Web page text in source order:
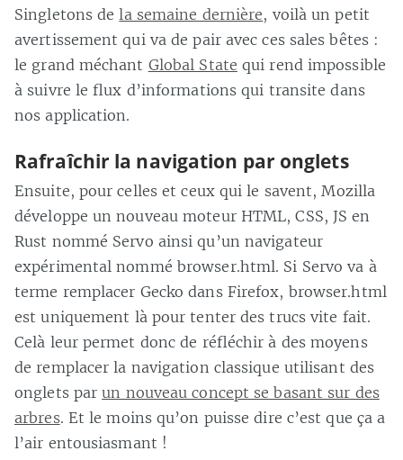
Singletons dela semaine dernière, voilà un petit
avertissement qui va de pair avec ces sales bêtes :
le grand méchant Global State qui rend impossible
à suivre le flux d’informations qui transite dans
nos application.
Rafraîchir la navigation par onglets
Ensuite, pour celles et ceux qui le savent, Mozilla
développe un nouveau moteur HTML, CSS, JS en
Rust nommé Servo ainsi qu’un navigateur
expérimental nommé browser.html. Si Servo va à
terme remplacer Gecko dans Firefox, browser.html
est uniquement là pour tenter des trucs vite fait.
Celà leur permet donc de réfléchir à des moyens
de remplacer la navigation classique utilisant des
onglets parun nouveau concept se basant sur des
arbres. Et le moins qu’on puisse dire c’est que ça a
l’air entousiasmant !